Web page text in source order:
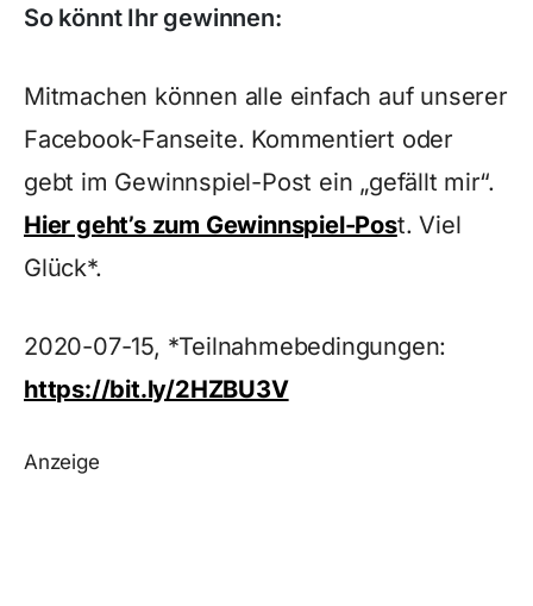
So könnt Ihr gewinnen:
Mitmachen können alle einfach auf unserer
Facebook-Fanseite. Kommentiert oder
gebt im Gewinnspiel-Post ein „gefällt mir“.
Hier geht’s zum Gewinnspiel-Post. Viel
Glück*.
2020-07-15, *Teilnahmebedingungen:
https://bit.ly/2HZBU3V
Anzeige